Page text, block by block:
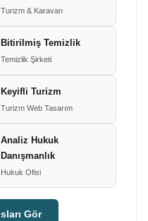
Turizm & Karavan
Bitirilmiş Temizlik
Temizlik Şirketi
Keyifli Turizm
Turizm Web Tasarım
Analiz Hukuk
Danışmanlık
Hukuk Ofisi
Gör